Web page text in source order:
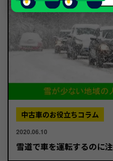
中古車のお役立ちコラム
2020.06.10
雪道で車を運転するのに